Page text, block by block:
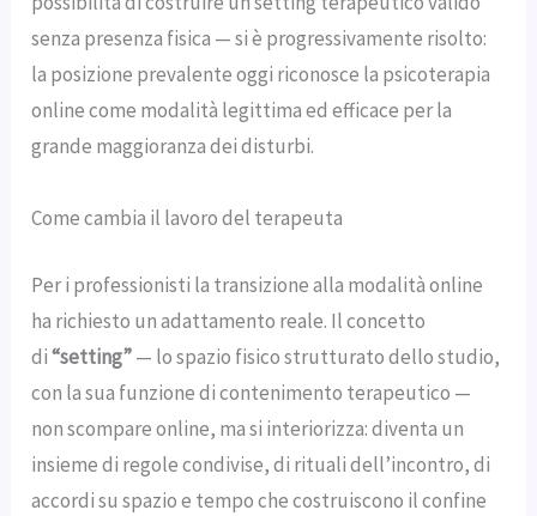
senza presenza fisica — si è progressivamente risolto:
la posizione prevalente oggi riconosce la psicoterapia
online come modalità legittima ed efficace per la
grande maggioranza dei disturbi.
Come cambia il lavoro del terapeuta
Per i professionisti la transizione alla modalità online
ha richiesto un adattamento reale. Il concetto
di“setting”— lo spazio fisico strutturato dello studio,
con la sua funzione di contenimento terapeutico —
non scompare online, ma si interiorizza: diventa un
insieme di regole condivise, di rituali dell’incontro, di
accordi su spazio e tempo che costruiscono il confine